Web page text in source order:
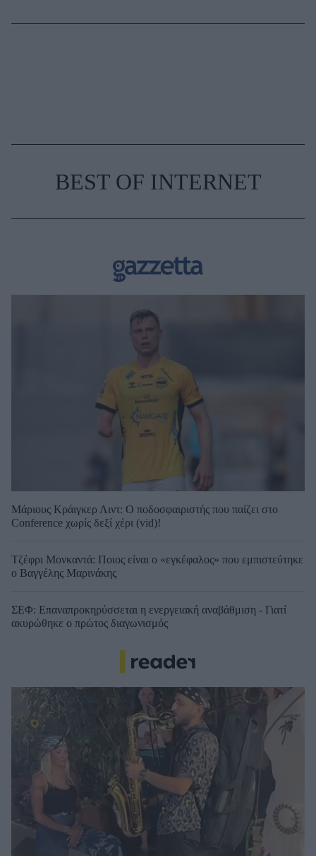
BEST OF INTERNET
Μάριους Κράιγκερ Λιντ: Ο ποδοσφαιριστής που παίζει στο
Conference χωρίς δεξί χέρι (vid)!
Τζέφρι Μονκαντά: Ποιος είναι ο «εγκέφαλος» που εμπιστεύτηκε
ο Βαγγέλης Μαρινάκης
ΣΕΦ: Επαναπροκηρύσσεται η ενεργειακή αναβάθμιση - Γιατί
ακυρώθηκε ο πρώτος διαγωνισμός